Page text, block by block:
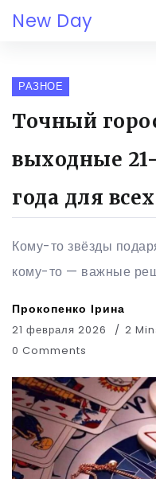
New Day
РАЗНОЕ
Точный
выходные
года для
Кому-то звёзды
кому-то — важные
Прокопенко Ірина
21 февраля 2026 2
0 Comments